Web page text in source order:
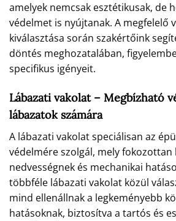
amelyek nemcsak esztétikusak, de
védelmet is nyújtanak. A megfelelő
kiválasztása során szakértőink
döntés meghozatalában,
specifikus igényeit.
Lábazati vakolat – Megbízható
lábazatok számára
A lábazati vakolat speciálisan az
védelmére szolgál, mely fokozottan
nedvességnek és mechanikai
többféle lábazati vakolat közül
mind ellenállnak a legkeményebb
hatásoknak, biztosítva a tartós és